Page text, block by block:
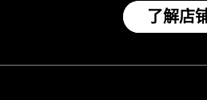
了解店